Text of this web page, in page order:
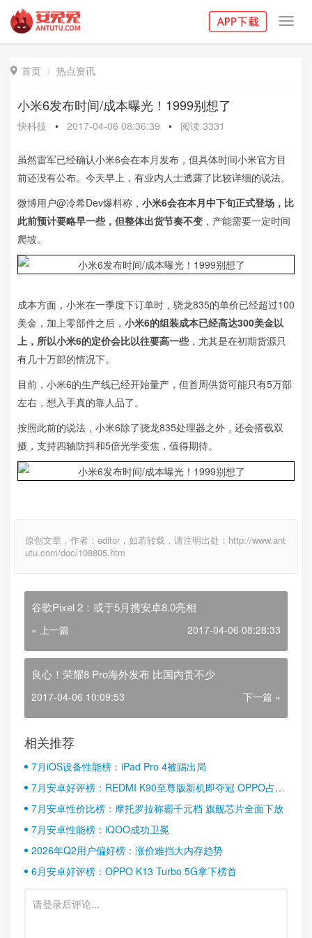
 首页 热点资讯
小米6发布时间/成本曝光！1999别想了
快科技 • 2017-04-06 08:36:39 • 阅读 3331
虽然雷军已经确认小米6会在本月发布，但具体时间小米官方目
前还没有公布。今天早上，有业内人士透露了比较详细的说法。
微博用户@冷希Dev爆料称， 小米6会在本月中下旬正式登场，比
此前预计要略早一些，但整体出货节奏不变 ，产能需要一定时间
爬坡。
成本方面，小米在一季度下订单时，骁龙835的单价已经超过100
美金，加上零部件之后， 小米6的组装成本已经高达300美金以
上，所以小米6的定价会比以往要高一些，尤其是在初期货源只
有几十万部的情况下。
目前，小米6的生产线已经开始量产，但首周供货可能只有5万部
左右，想入手真的靠人品了。
按照此前的说法，小米6除了骁龙835处理器之外，还会搭载双
摄，支持四轴防抖和5倍光学变焦，值得期待。
原创文章，作者：editor，如若转载，请注明出处：http://www.ant
utu.com/doc/108805.htm
谷歌Pixel 2：或于5月携安卓8.0亮相
« 上一篇 2017-04-06 08:28:33
良心！荣耀8 Pro海外发布 比国内贵不少
2017-04-06 10:09:53 下一篇 »
相关推荐
7月iOS设备性能榜：iPad Pro 4被踢出局
7月安卓好评榜：REDMI K90至尊版新机即夺冠 OPPO占据
半壁江山
7月安卓性价比榜：摩托罗拉称霸千元档 旗舰芯片全面下放
7月安卓性能榜：iQOO成功卫冕
2026年Q2用户偏好榜：涨价难挡大内存趋势
6月安卓好评榜：OPPO K13 Turbo 5G拿下榜首